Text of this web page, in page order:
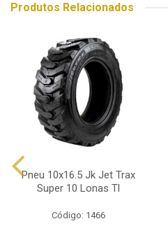
Produtos Relacionados
Pneu 10x16.5 Jk Jet Trax
Super 10 Lonas Tl
Código: 1466